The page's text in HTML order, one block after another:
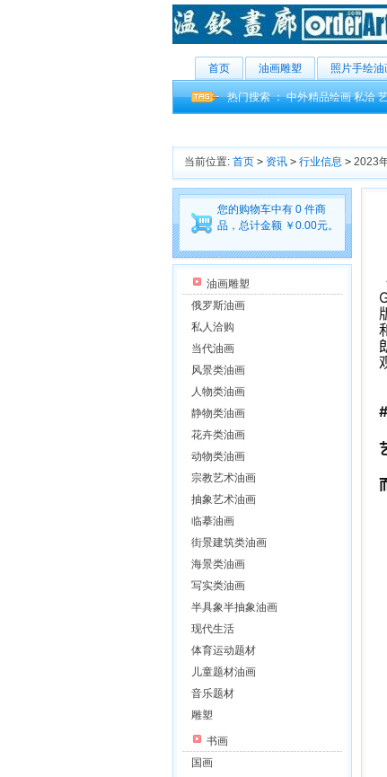
首页 油画雕塑 照片手绘油
热门搜索 ：中外精品绘画 私洽
当前位置: 首页 > 资讯 > 行业信息 > 2023
您的购物车中有 0 件商
品，总计金额 ￥0.00元。
油画雕塑
俄罗斯油画
私人洽购
当代油画
风景类油画
人物类油画
静物类油画
花卉类油画
动物类油画
宗教艺术油画
抽象艺术油画
临摹油画
街景建筑类油画
海景类油画
写实类油画
半具象半抽象油画
现代生活
体育运动题材
儿童题材油画
音乐题材
雕塑
书画
国画